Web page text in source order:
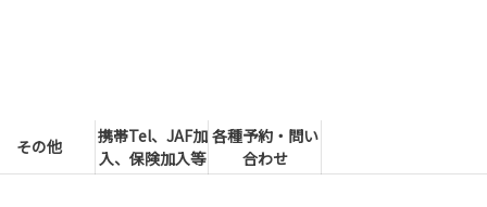
その他
携帯Tel、JAF加
入、保険加入等
各種予約・問い
合わせ